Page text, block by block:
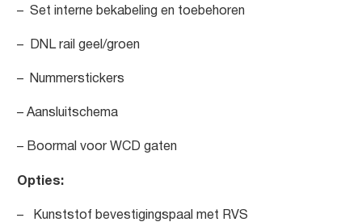
– Set interne bekabeling en toebehoren
– DNL rail geel/groen
– Nummerstickers
– Aansluitschema
– Boormal voor WCD gaten
Opties:
– Kunststof bevestigingspaal met RVS